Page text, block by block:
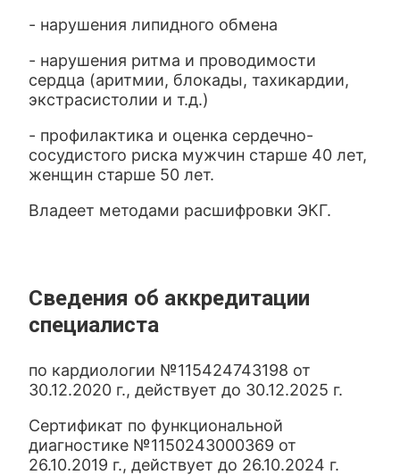
- нарушения липидного обмена
- нарушения ритма и проводимости
сердца (аритмии, блокады, тахикардии,
экстрасистолии и т.д.)
- профилактика и оценка сердечно-
сосудистого риска мужчин старше 40 лет,
женщин старше 50 лет.
Владеет методами расшифровки ЭКГ.
Сведения об аккредитации
специалиста
по кардиологии №115424743198 от
30.12.2020 г., действует до 30.12.2025 г.
Сертификат по функциональной
диагностике №1150243000369 от
26.10.2019 г., действует до 26.10.2024 г.